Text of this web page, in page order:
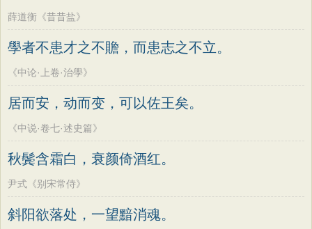
薛道衡《昔昔盐》
學者不患才之不贍，而患志之不立。
《中论·上卷·治學》
居而安，动而变，可以佐王矣。
《中说·卷七·述史篇》
秋鬓含霜白，衰颜倚酒红。
尹式《别宋常侍》
斜阳欲落处，一望黯消魂。